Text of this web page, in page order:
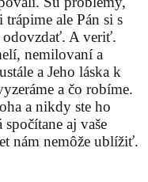
ale Pán si s
A veriť.
nemilovaní a
a Jeho láska k
a čo robíme.
a nikdy ste ho
aj vaše
nám nemôže ublížiť.